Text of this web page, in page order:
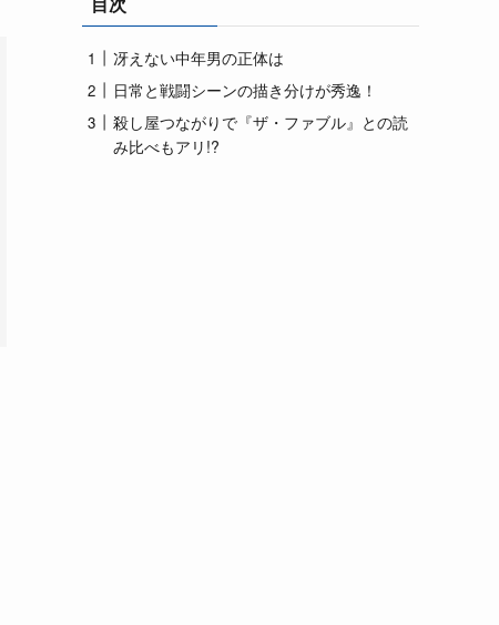
冴えない中年男の正体は
日常と戦闘シーンの描き分けが秀逸！
殺し屋つながりで『ザ・ファブル』との読
み比べもアリ!?